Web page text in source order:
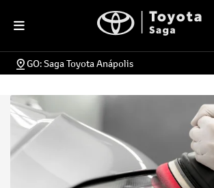
GO: Saga Toyota Anápolis